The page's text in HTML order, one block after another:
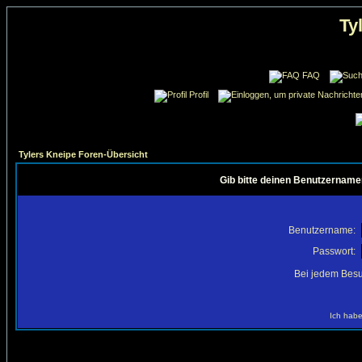
FAQ
Profil
Tylers Kneipe Foren-Übersicht
Gib bitte deinen
Benutzername:
Passwort:
Bei jedem
Ich